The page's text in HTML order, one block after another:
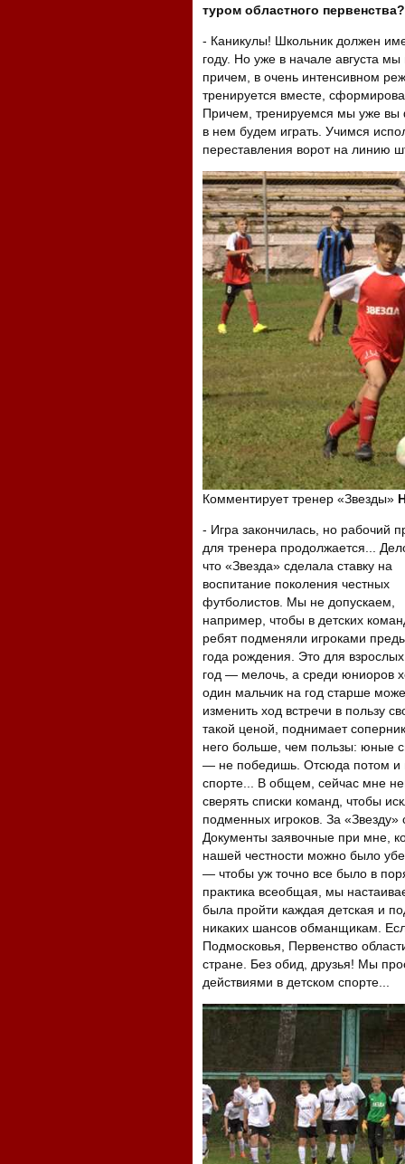
туром областного
- Каникулы! Школьник должен
году. Но уже в начале августа
причем, в очень интенсивном
тренируется вместе,
Причем, тренируемся мы уже вы
в нем будем играть. Учимся
переставления ворот на линию
Комментирует тренер «Звезды»
- Игра закончилась, но рабочий
для тренера продолжается...
что «Звезда» сделала ставку на
воспитание поколения честных
футболистов. Мы не допускаем,
например, чтобы в детских
ребят подменяли игроками
года рождения. Это для
год — мелочь, а среди юниоров
один мальчик на год старше
изменить ход встречи в пользу
такой ценой, поднимает
него больше, чем пользы: юные
— не победишь. Отсюда потом и
спорте... В общем, сейчас мне
сверять списки команд, чтобы
подменных игроков. За
Документы заявочные при мне,
нашей честности можно было
— чтобы уж точно все было в
практика всеобщая, мы
была пройти каждая детская и
никаких шансов обманщикам.
Подмосковья, Первенство
стране. Без обид, друзья! Мы
действиями в детском спорте...